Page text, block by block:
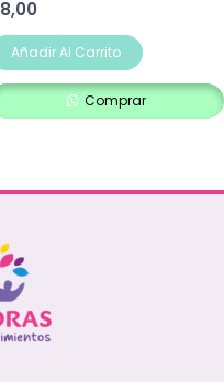
8,00
Añadir Al Carrito
Comprar